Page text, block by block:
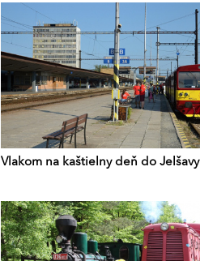
Vlakom na kaštielny deň do Jelšavy